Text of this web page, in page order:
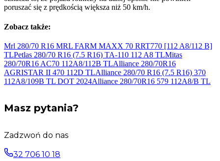
poruszać się z prędkością większa niż 50 km/h.
Zobacz także:
Mrl 280/70 R16 MRL FARM MAXX 70 RRT770 [112 A8/112 B]
TLPetlas 280/70 R16 (7.5 R16) TA-110 112 A8 TLMitas
280/70R16 AC70 112A8/112B TLAlliance 280/70R16
AGRISTAR II 470 112D TLAlliance 280/70 R16 (7.5 R16) 370
112A8/109B TL DOT 2024Alliance 280/70R16 579 112A8/B TL
Masz pytania?
Zadzwoń do nas
32 706 10 18